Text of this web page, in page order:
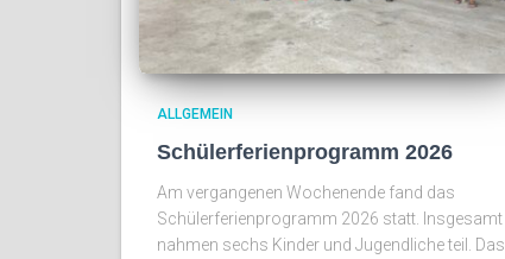
ALLGEMEIN
Schülerferienprogramm 2026
Am vergangenen Wochenende fand das
Schülerferienprogramm 2026 statt. Insgesamt
nahmen sechs Kinder und Jugendliche teil. Das